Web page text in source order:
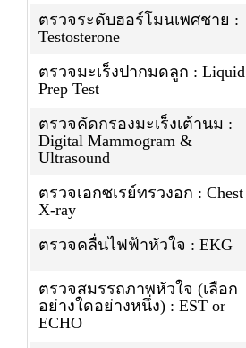
ตรวจระดับฮอร์โมนเพศชาย :
Testosterone
ตรวจมะเร็งปากมดลูก : Liquid
Prep Test
ตรวจคัดกรองมะเร็งเต้านม :
Digital Mammogram &
Ultrasound
ตรวจเอกซเรย์ทรวงอก : Chest
X-ray
ตรวจคลื่นไฟฟ้าหัวใจ : EKG
ตรวจสมรรถภาพหัวใจ (เลือก
อย่างใดอย่างหนึ่ง) : EST or
ECHO